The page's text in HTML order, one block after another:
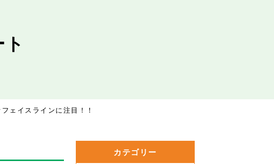
ェイスラインに注目！！
カテゴリー